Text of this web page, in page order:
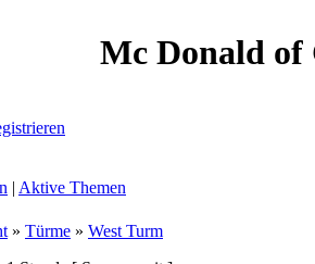
Mc Donald of
| Aktive Themen
» Türme » West Turm